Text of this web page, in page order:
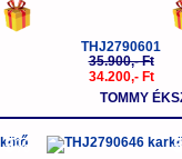
THJ2790601
35.900,- Ft
34.200,- Ft
TOMMY
-5% -